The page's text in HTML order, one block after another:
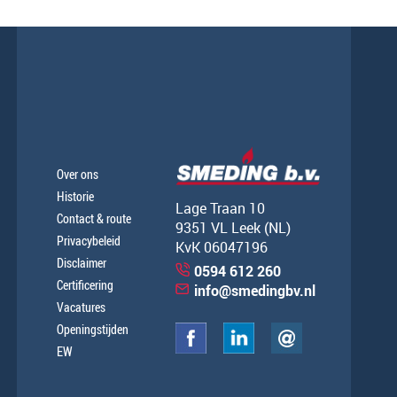
Over ons
Historie
Contact & route
Privacybeleid
Disclaimer
Certificering
Vacatures
Openingstijden
EW
Lage Traan 10
9351 VL Leek (NL)
KvK 06047196
0594 612 260
info@smedingbv.nl